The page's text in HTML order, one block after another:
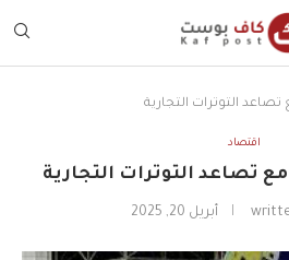
التوترات التجارية
اقتصاد
تصاعد التوترات التجارية
أبريل 20, 2025